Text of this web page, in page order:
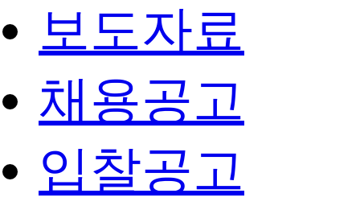
보도자료
채용공고
입찰공고